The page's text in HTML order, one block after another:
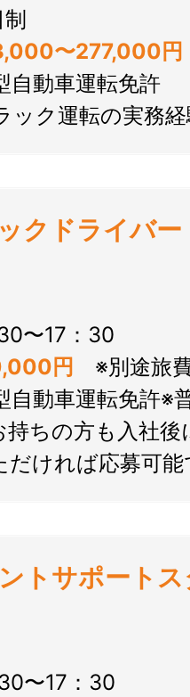
,000〜277,000円
自動車運転免許
ック運転の実務
クドライバー
〜17：30
,000円 ※別途旅
自動車運転免許※
ちの方も入社後
だければ応募可
トサポートス
〜17：30